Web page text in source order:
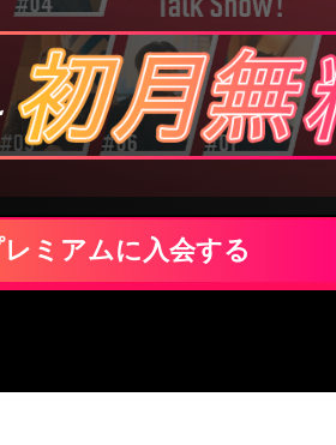
ミアムに入会する